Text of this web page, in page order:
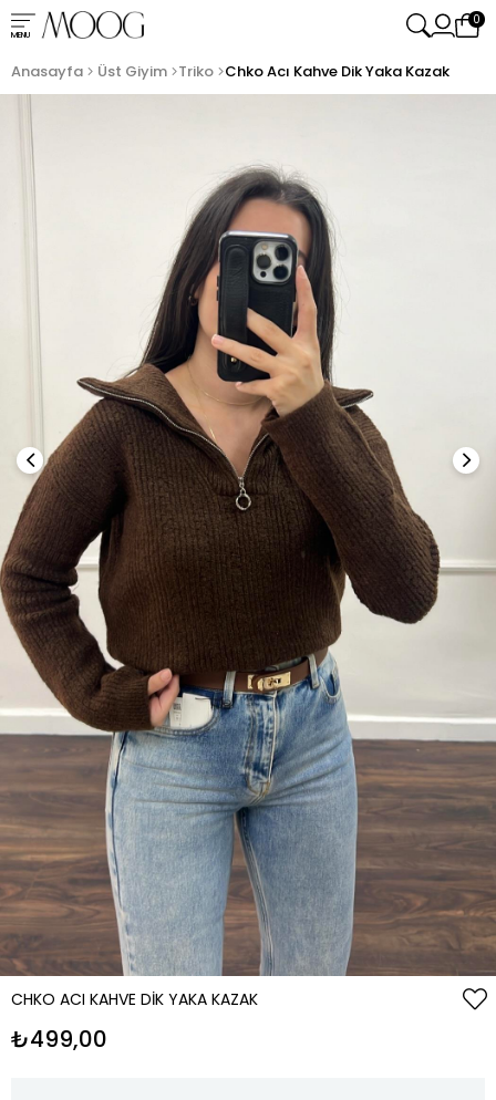
MENU
0
Anasayfa Üst Giyim Triko Chko Acı Kahve Dik Yaka Kazak
CHKO ACI KAHVE DIK YAKA KAZAK
₺499,00